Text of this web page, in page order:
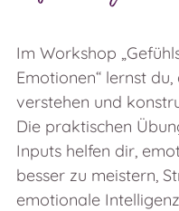
Im Workshop
Emotionen“ lernst
verstehen und
Die praktischen
Inputs helfen dir,
besser zu meistern,
emotionale